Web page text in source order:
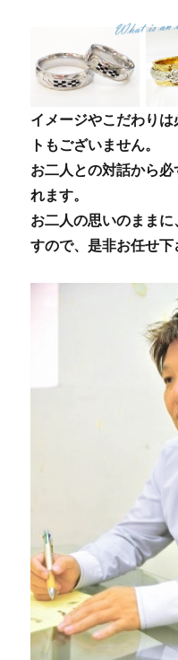
イメージやこだわり
トもございません。
お二人との対話から
れます。
お二人の思いのまま
すので、是非お任せ下